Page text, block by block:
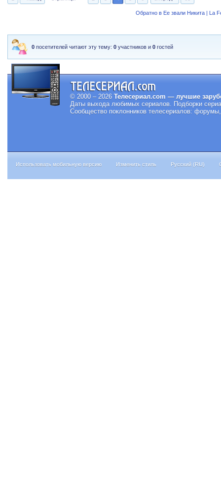
Обратно в Ее звали Никита | La
0 посетителей читают эту тему:0 участников и0 гостей
© 2000 – 2026 Телесериал.com — лучшие
Даты выхода любимых сериалов. Подборки
Сообщество поклонников телесериалов:
Использовать мобильную версию Изменить стиль Русский (RU)